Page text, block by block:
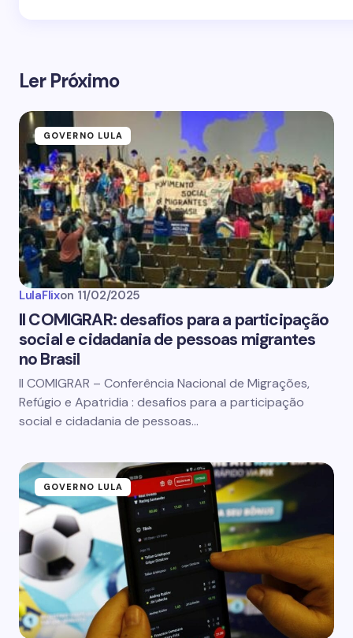
Ler Próximo
GOVERNO LULA
LulaFlixon 11/02/2025
II COMIGRAR: desafios para a participação
social e cidadania de pessoas migrantes
no Brasil
II COMIGRAR – Conferência Nacional de Migrações,
Refúgio e Apatridia : desafios para a participação
social e cidadania de pessoas…
GOVERNO LULA